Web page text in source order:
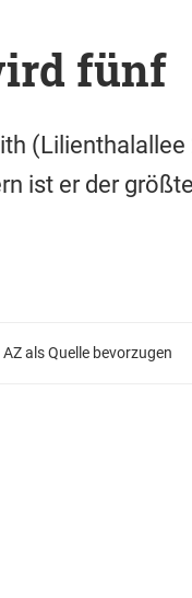
fünf
ist er der
AZ als Quelle bevorzugen